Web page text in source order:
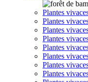
Plantes
Plantes
Plantes
Plantes
Plantes
Plantes
Plantes
Plantes